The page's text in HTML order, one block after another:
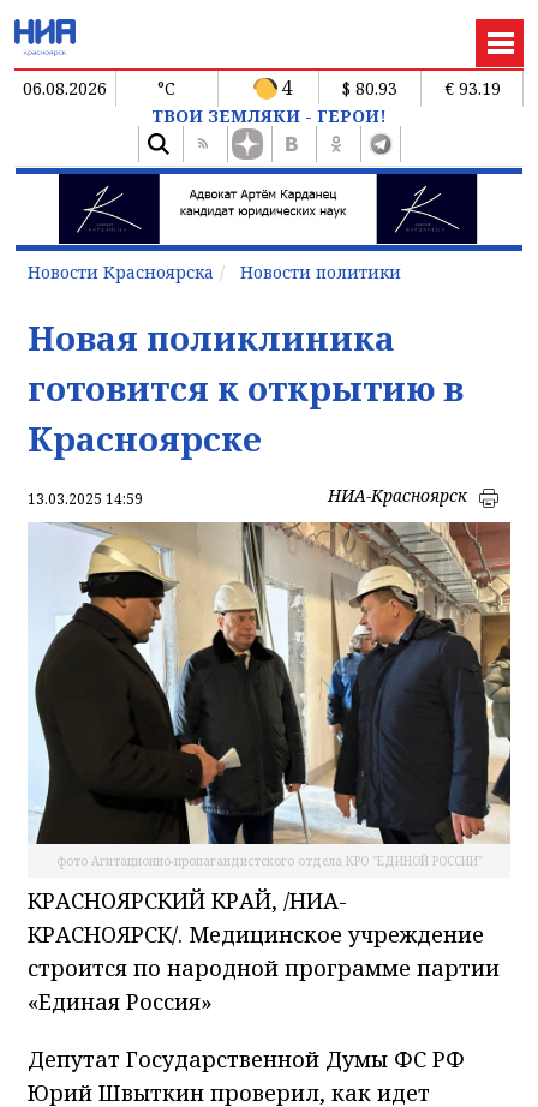
06.08.2026 °C 4 $ 80.93
€ 93.19
ТВОИ ЗЕМЛЯКИ - ГЕРОИ!
Новости Красноярска Новости политики
Новая поликлиника
готовится к открытию в
Красноярске
13.03.2025 14:59 НИА-Красноярск
фото Агитационно-пропагандистского отдела КРО "ЕДИНОЙ РОССИИ"
КРАСНОЯРСКИЙ КРАЙ, /НИА-
КРАСНОЯРСК/. Медицинское учреждение
строится по народной программе партии
«Единая Россия»
Депутат Государственной Думы ФС РФ
Юрий Швыткин проверил, как идет